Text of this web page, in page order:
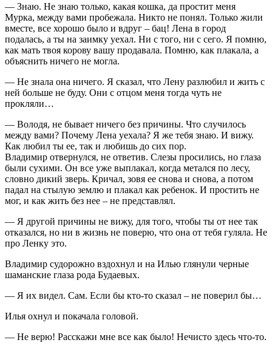
— Знаю. Не знаю только, какая кошка, да простит меня
Мурка, между вами пробежала. Никто не понял. Только жили
вместе, все хорошо было и вдруг – бац! Лена в город
подалась, а ты на заимку уехал. Ни с того, ни с сего. Я помню,
как мать твоя корову вашу продавала. Помню, как плакала, а
объяснить ничего не могла.
— Не знала она ничего. Я сказал, что Лену разлюбил и жить с
ней больше не буду. Они с отцом меня тогда чуть не
прокляли…
— Володя, не бывает ничего без причины. Что случилось
между вами? Почему Лена уехала? Я же тебя знаю. И вижу.
Как любил ты ее, так и любишь до сих пор.
Владимир отвернулся, не ответив. Слезы просились, но глаза
были сухими. Он все уже выплакал, когда метался по лесу,
словно дикий зверь. Кричал, зовя ее снова и снова, а потом
падал на стылую землю и плакал как ребенок. И простить не
мог, и как жить без нее – не представлял.
— Я другой причины не вижу, для того, чтобы ты от нее так
отказался, но ни в жизнь не поверю, что она от тебя гуляла. Не
про Ленку это.
Владимир судорожно вздохнул и на Илью глянули черные
шаманские глаза рода Будаевых.
— Я их видел. Сам. Если бы кто-то сказал – не поверил бы…
Илья охнул и покачала головой.
— Не верю! Расскажи мне все как было! Нечисто здесь что-то.